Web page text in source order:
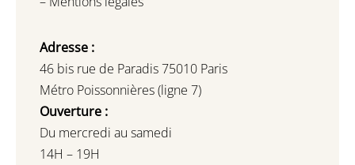
Adresse :
46 bis rue de Paradis 75010 Paris
Métro Poissonnières (ligne 7)
Ouverture :
Du mercredi au samedi
14H – 19H